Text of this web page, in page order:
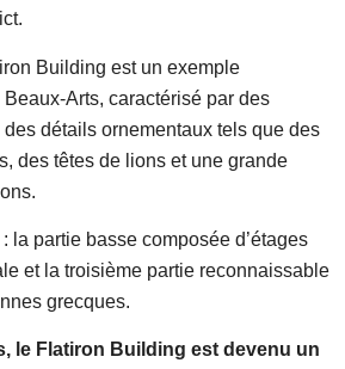
Building est un exemple
Arts, caractérisé par des
détails ornementaux tels que des
des têtes de lions et une grande
: la partie basse composée d’étages
et la troisième partie reconnaissable
grecques.
le Flatiron Building est devenu un